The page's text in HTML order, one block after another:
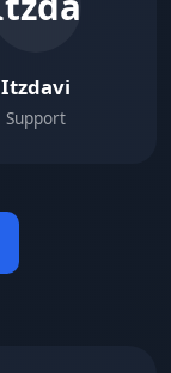
Itzdavi
Support